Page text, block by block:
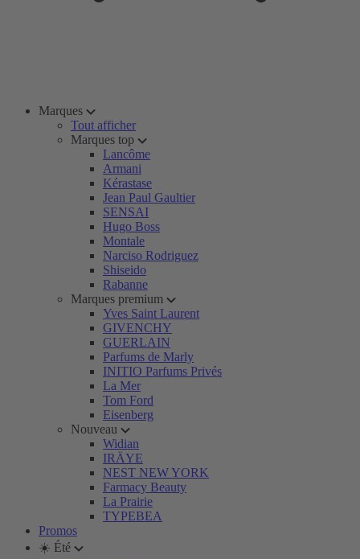
Marques
Tout afficher
Marques top
Lancôme
Armani
Kérastase
Jean Paul Gaultier
SENSAI
Hugo Boss
Montale
Narciso Rodriguez
Shiseido
Rabanne
Marques premium
Yves Saint Laurent
GIVENCHY
GUERLAIN
Parfums de Marly
INITIO Parfums Privés
La Mer
Tom Ford
Eisenberg
Nouveau
Widian
IRÄYE
NEST NEW YORK
Farmacy Beauty
La Prairie
TYPEBEA
Promos
☀️ Été